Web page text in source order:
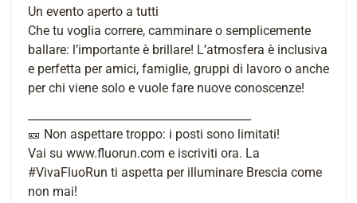
Un evento aperto a tutti
Che tu voglia correre, camminare o semplicemente
ballare: l’importante è brillare! L’atmosfera è inclusiva
e perfetta per amici, famiglie, gruppi di lavoro o anche
per chi viene solo e vuole fare nuove conoscenze!
🎫 Non aspettare troppo: i posti sono limitati!
Vai su www.fluorun.com e iscriviti ora. La
#VivaFluoRun ti aspetta per illuminare Brescia come
non mai!